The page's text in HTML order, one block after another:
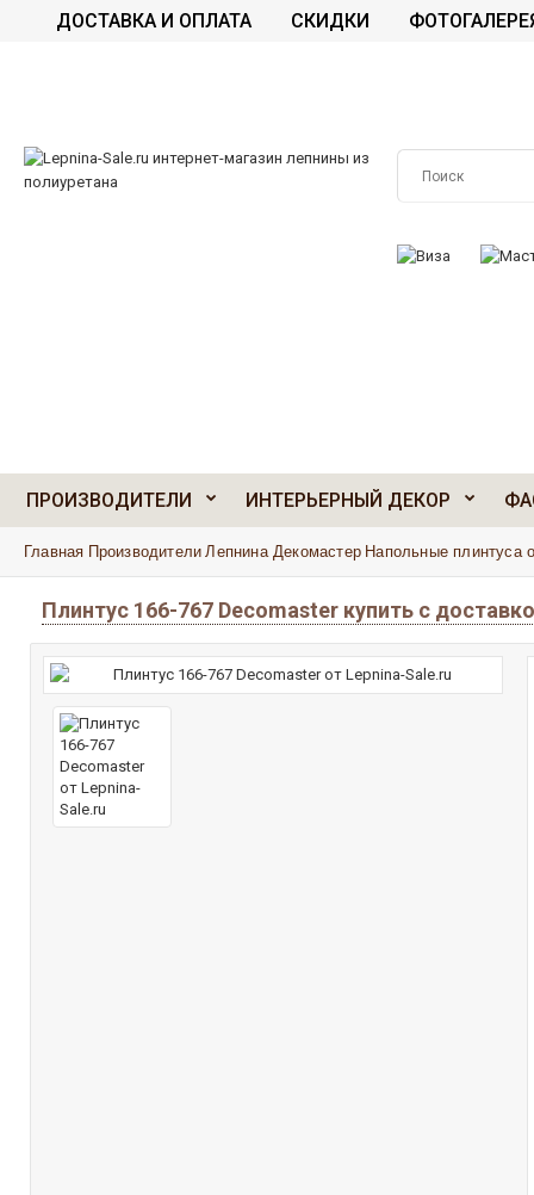
ДОСТАВКА И ОПЛАТА СКИДКИ
ПРОИЗВОДИТЕЛИ ИНТЕРЬЕРНЫЙ ДЕКОР
Главная Производители Лепнина Декомастер Напольные плинтуса
Плинтус 166-767 Decomaster купить с